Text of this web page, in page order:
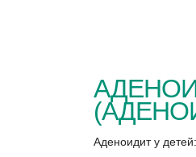
Аденоидит у